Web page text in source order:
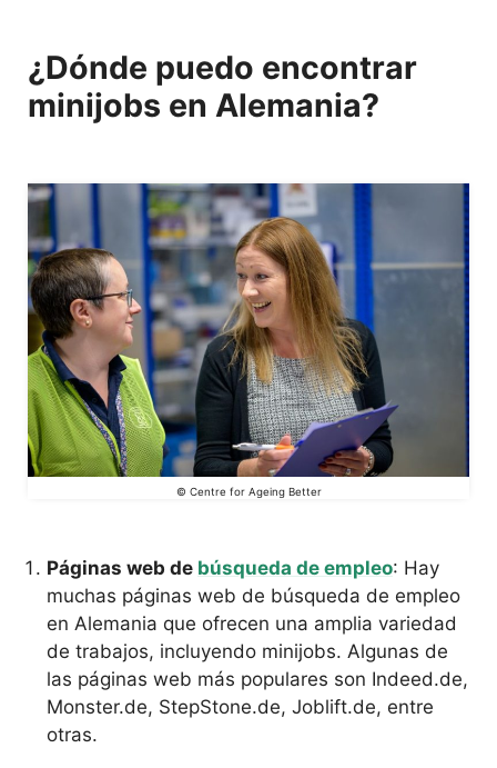
¿Dónde puedo encontrar
minijobs en Alemania?
© Centre for Ageing Better
Páginas web de búsqueda de empleo: Hay
muchas páginas web de búsqueda de empleo
en Alemania que ofrecen una amplia variedad
de trabajos, incluyendo minijobs. Algunas de
las páginas web más populares son Indeed.de,
Monster.de, StepStone.de, Joblift.de, entre
otras.